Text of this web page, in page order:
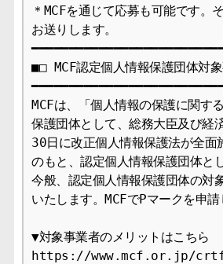
＊MCFを通じて応募も可能です
お送りします。
■□ MCF認定個人情報保護団体対
MCFは、「個人情報の保護に関す
保護団体として、総務大臣及び経
30日に改正個人情報保護法が全面
のもと、認定個人情報保護団体と
今般、認定個人情報保護団体の対
いたします。MCFでPマークを申
▼対象事業者のメリットはこちら
https://www.mcf.or.jp/